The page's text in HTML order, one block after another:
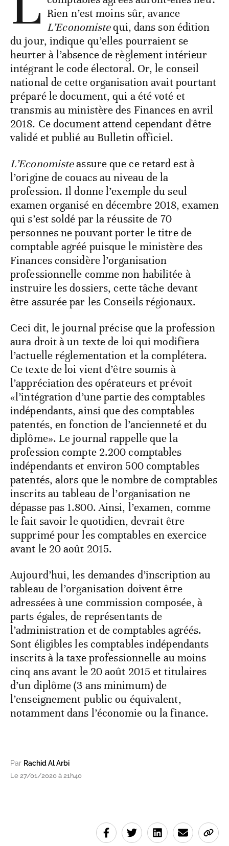
Rien n’est moins sûr, avance
L’Economistequi, dans son édition
du jour, indique qu’elles pourraient se
heurter à l’absence de règlement intérieur
intégrant le code électoral. Or, le conseil
national de cette organisation avait pourtant
préparé le document, qui a été voté et
transmis au ministère des Finances en avril
2018. Ce document attend cependant d'être
validé et publié au Bulletin officiel.
L’Economisteassure que ce retard est à
l’origine de couacs au niveau de la
profession. Il donne l’exemple du seul
examen organisé en décembre 2018, examen
qui s’est soldé par la réussite de 70
personnes ne pouvant porter le titre de
comptable agréé puisque le ministère des
Finances considère l’organisation
professionnelle comme non habilitée à
instruire les dossiers, cette tâche devant
être assurée par les Conseils régionaux.
Ceci dit, le journal précise que la profession
aura droit à un texte de loi qui modifiera
l’actuelle réglementation et la complétera.
Ce texte de loi vient d’être soumis à
l’appréciation des opérateurs et prévoit
«l’intégration d’une partie des comptables
indépendants, ainsi que des comptables
patentés, en fonction de l’ancienneté et du
diplôme». Le journal rappelle que la
profession compte 2.200 comptables
indépendants et environ 500 comptables
patentés, alors que le nombre de comptables
inscrits au tableau de l’organisation ne
dépasse pas 1.800. Ainsi, l’examen, comme
le fait savoir le quotidien, devrait être
supprimé pour les comptables en exercice
avant le 20 août 2015.
Aujourd’hui, les demandes d’inscription au
tableau de l’organisation doivent être
adressées à une commission composée, à
parts égales, de représentants de
l’administration et de comptables agréés.
Sont éligibles les comptables indépendants
inscrits à la taxe professionnelle au moins
cinq ans avant le 20 août 2015 et titulaires
d’un diplôme (3 ans minimum) de
l’enseignement public ou équivalent,
notamment dans l’économie ou la finance.
Par Rachid Al Arbi
Le 27/01/2020 à 21h40